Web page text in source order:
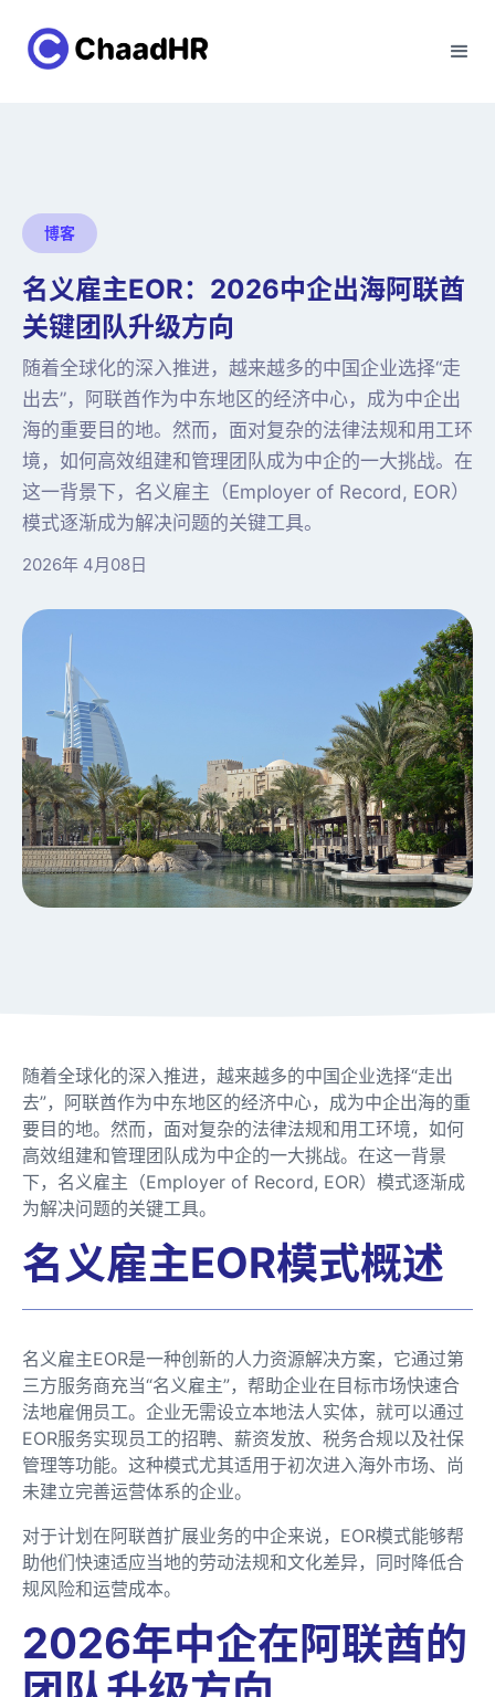
博客
名义雇主EOR：2026中企出海阿联酋
关键团队升级方向
随着全球化的深入推进，越来越多的中国企业选择“走
出去”，阿联酋作为中东地区的经济中心，成为中企出
海的重要目的地。然而，面对复杂的法律法规和用工环
境，如何高效组建和管理团队成为中企的一大挑战。在
这一背景下，名义雇主（Employer of Record, EOR）
模式逐渐成为解决问题的关键工具。
2026年 4月08日
随着全球化的深入推进，越来越多的中国企业选择“走出
去”，阿联酋作为中东地区的经济中心，成为中企出海的重
要目的地。然而，面对复杂的法律法规和用工环境，如何
高效组建和管理团队成为中企的一大挑战。在这一背景
下，名义雇主（Employer of Record, EOR）模式逐渐成
为解决问题的关键工具。
名义雇主EOR模式概述
名义雇主EOR是一种创新的人力资源解决方案，它通过第
三方服务商充当“名义雇主”，帮助企业在目标市场快速合
法地雇佣员工。企业无需设立本地法人实体，就可以通过
EOR服务实现员工的招聘、薪资发放、税务合规以及社保
管理等功能。这种模式尤其适用于初次进入海外市场、尚
未建立完善运营体系的企业。
对于计划在阿联酋扩展业务的中企来说，EOR模式能够帮
助他们快速适应当地的劳动法规和文化差异，同时降低合
规风险和运营成本。
2026年中企在阿联酋的